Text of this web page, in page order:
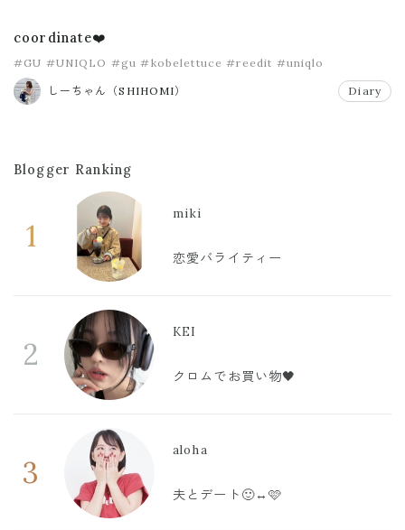
coordinate❤️
#GU #UNIQLO #gu #kobelettuce #reedit #uniqlo
しーちゃん（SHIHOMI） Diary
Blogger Ranking
1
miki
恋愛バライティー
2
KEI
クロムでお買い物🖤
3
aloha
夫とデート🙂‍↔️🩷